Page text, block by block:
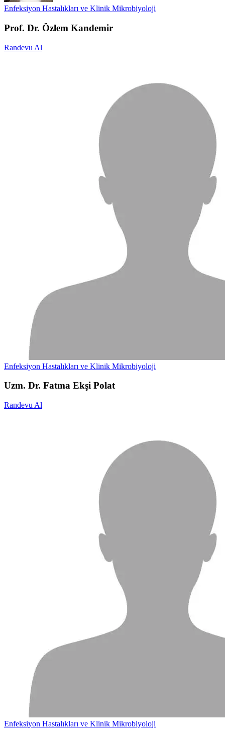
Enfeksiyon Hastalıkları ve Klinik Mikrobiyoloji
Prof. Dr. Özlem Kandemir
Randevu Al
Enfeksiyon Hastalıkları ve Klinik Mikrobiyoloji
Uzm. Dr. Fatma Ekşi Polat
Randevu Al
Enfeksiyon Hastalıkları ve Klinik Mikrobiyoloji